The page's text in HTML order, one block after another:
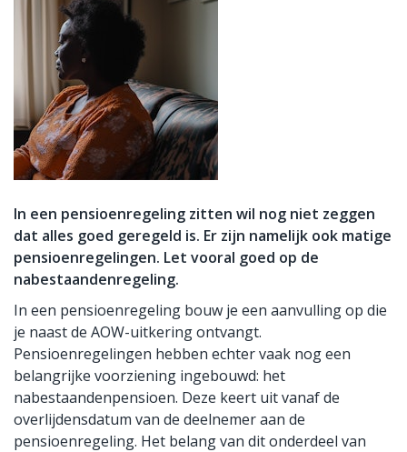
In een pensioenregeling zitten wil nog niet zeggen
dat alles goed geregeld is. Er zijn namelijk ook matige
pensioenregelingen. Let vooral goed op de
nabestaandenregeling.
In een pensioenregeling bouw je een aanvulling op die
je naast de AOW-uitkering ontvangt.
Pensioenregelingen hebben echter vaak nog een
belangrijke voorziening ingebouwd: het
nabestaandenpensioen. Deze keert uit vanaf de
overlijdensdatum van de deelnemer aan de
pensioenregeling. Het belang van dit onderdeel van